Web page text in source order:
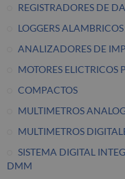
REGISTRADORES DE
LOGGERS ALAMBRICOS
ANALIZADORES DE
MOTORES ELICTRICOS
COMPACTOS
MULTIMETROS
MULTIMETROS
SISTEMA DIGITAL
DMM